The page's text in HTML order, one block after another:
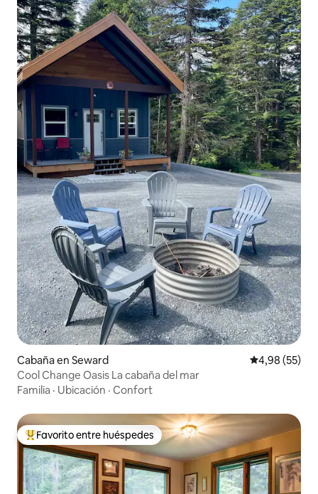
Cabaña en Seward Calificación
4,98 (55)
Cool Change Oasis La cabaña del mar
Familia · Ubicación · Confort
Favorito entre los huéspedes más destacados
Favorito entre huéspedes